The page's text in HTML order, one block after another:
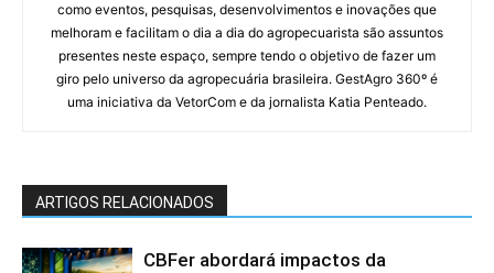
como eventos, pesquisas, desenvolvimentos e inovações que
melhoram e facilitam o dia a dia do agropecuarista são assuntos
presentes neste espaço, sempre tendo o objetivo de fazer um
giro pelo universo da agropecuária brasileira. GestAgro 360º é
uma iniciativa da VetorCom e da jornalista Katia Penteado.
ARTIGOS RELACIONADOS
CBFer abordará impactos da